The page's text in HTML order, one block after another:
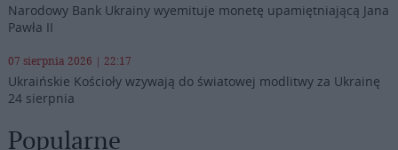
Narodowy Bank Ukrainy wyemituje monetę upamiętniającą Jana
Pawła II
07 sierpnia 2026 | 22:17
Ukraińskie Kościoły wzywają do światowej modlitwy za Ukrainę
24 sierpnia
Popularne